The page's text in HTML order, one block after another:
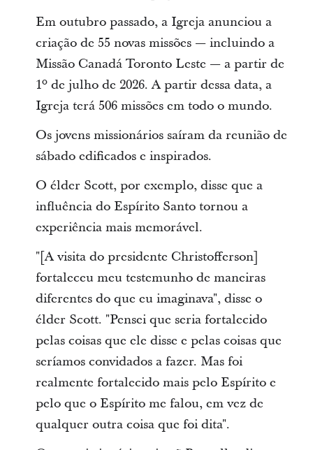
Em outubro passado, a Igreja anunciou a
criação de 55 novas missões — incluindo a
Missão Canadá Toronto Leste — a partir de
1º de julho de 2026. A partir dessa data, a
Igreja terá 506 missões em todo o mundo.
Os jovens missionários saíram da reunião de
sábado edificados e inspirados.
O élder Scott, por exemplo, disse que a
influência do Espírito Santo tornou a
experiência mais memorável.
"[A visita do presidente Christofferson]
fortaleceu meu testemunho de maneiras
diferentes do que eu imaginava", disse o
élder Scott. "Pensei que seria fortalecido
pelas coisas que ele disse e pelas coisas que
seríamos convidados a fazer. Mas foi
realmente fortalecido mais pelo Espírito e
pelo que o Espírito me falou, em vez de
qualquer outra coisa que foi dita".